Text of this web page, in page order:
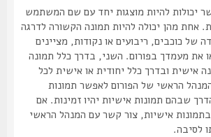
להיות מוצגות יחד עם שם המשתמש
מהן יכולה להיות תמונה הקשורה לדרגה
ריבועים או נקודות, מציינים
מעמדך בפורום. השני, בדרך כלל תמונה
ובדרך כלל יחודית או אישית לכל
הראשי של הפורום לאפשר תמונות
תמונות אישיות יהיו זמינות. אם
אישיות, צור קשר עם המנהל הראשי